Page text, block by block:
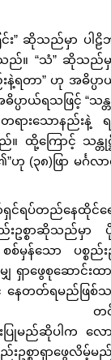
း” ဆိုသည်မှာ ပါဠိဘ
သည်။ “သံ” ဆိုသ
နဲ့ရတာ” ဟု အဓိပ္ပာ
ဓိပ္ပာယ်ရသဖြင့် “သ
ရားသောနည်း
။ ထို့ကြောင့် သန္တု
ဟု (၃၈)ဖြာ မင်္ဂ
ပ်တည်နေထိုင်ရေး
ည်းဥစ္စာဆိုသည်
စ်မှန်သော ပစ္စည်း
ရှာဖွေစုဆောင်းထာ
နေတတ်ရမည်ဖြ
တင်းတိမ်ရေ
းပြုမည်ဆိုပါက လ
ည်းဥစ္စာရှာဖွေလိမ့်